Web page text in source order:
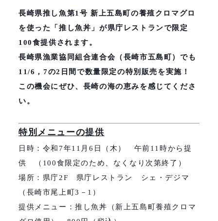
長崎県推し魚第1号 新上五島町の養殖クロマグロ
を使った「推し魚丼」が県庁レストランで限定
100食提供されます。
長崎県漁業協同組合連合会（長崎市五島町）でも
11/6，7の2日間で数量限定の特別販売を実施！
この機会にぜひ、長崎の海の恵みを感じてくださ
い。
特別メニューの提供
日時：令和7年11月6日（木） 午前11時から提
供 （100食限定のため、なくなり次第終了）
場所：県庁2F 県庁レストラン シェ・デジマ
（長崎市尾上町3－1）
提供メニュー：推し魚丼（新上五島町養殖クロマ